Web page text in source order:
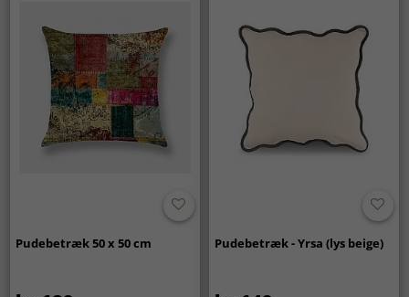
Pudebetræk 50 x 50 cm Pudebetræk - Yrsa (lys beige)